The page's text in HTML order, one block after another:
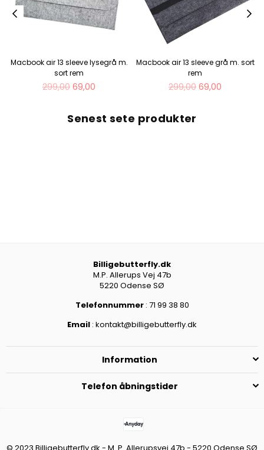
Macbook air 13 sleeve lysegrå m.
sort rem
Normal
299,00 69,00
Macbook air 13 sleeve grå m. sort
rem
Normal
299,00 69,00
Senest sete produkter
Billigebutterfly.dk
M.P. Allerups Vej 47b
5220 Odense SØ
Telefonnummer : 71 99 38 80
Email : kontakt@billigebutterfly.dk
Information
Telefon åbningstider